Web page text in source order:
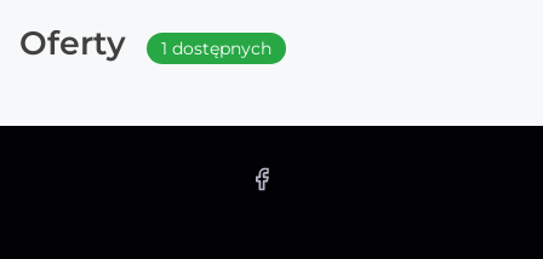
Oferty 1 dostępnych